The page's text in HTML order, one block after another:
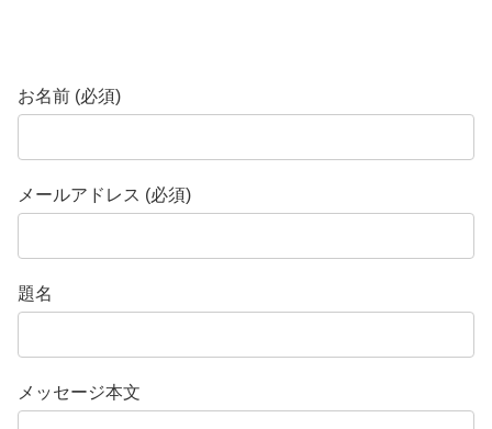
お名前 (必須)
メールアドレス (必須)
題名
メッセージ本文